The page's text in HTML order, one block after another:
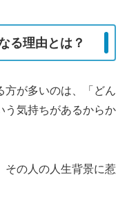
る理由とは？
方が多いのは、「どん
う気持ちがあるからか
その人の人生背景に惹